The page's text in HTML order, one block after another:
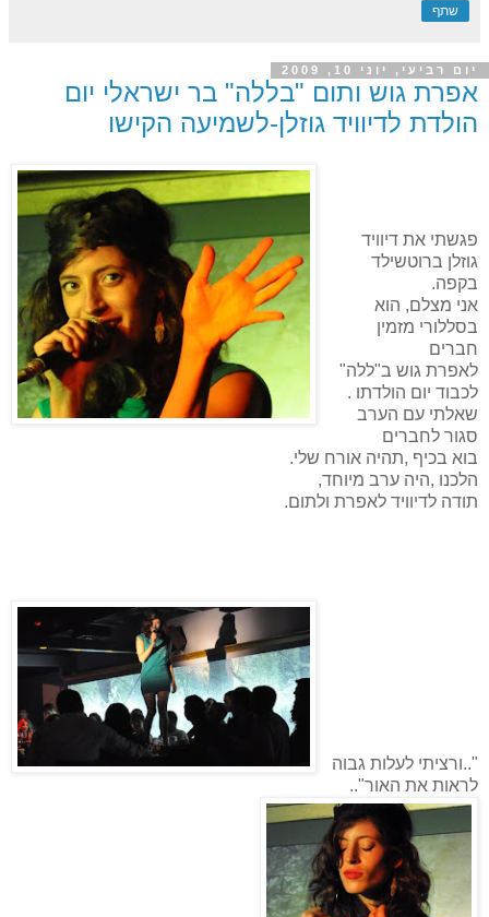
שתף
יום רביעי, יוני 10, 2009
אפרת גוש ותום "בללה" בר ישראלי יום
הולדת לדיוויד גוזלן-לשמיעה הקישו
פגשתי את דיוויד
גוזלן ברוטשילד
בקפה.
אני מצלם, הוא
בסללורי מזמין
חברים
לאפרת גוש ב"ללה"
לכבוד יום הולדתו .
שאלתי עם הערב
סגור לחברים
בוא בכיף ,תהיה אורח שלי.
הלכנו ,היה ערב מיוחד,
תודה לדיוויד לאפרת ולתום.
"..ורציתי לעלות גבוה
לראות את האור"..